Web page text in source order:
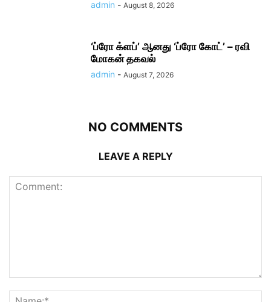
admin - August 8, 2026
‘ப்ரோ க்ளப்’ ஆனது ‘ப்ரோ கோட்’ – ரவி
மோகன் தகவல்
admin - August 7, 2026
NO COMMENTS
LEAVE A REPLY